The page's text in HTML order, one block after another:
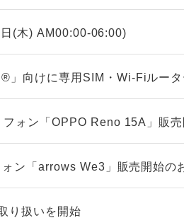
(木) AM00:00-06:00)
」向けに専用SIM・Wi-Fiルー
ォン「OPPO Reno 15A」販
ン「arrows We3」販売開始の
り扱いを開始